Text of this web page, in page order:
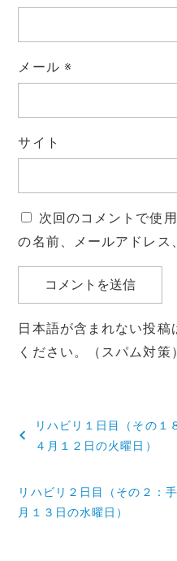
メール ※
サイト
次回のコメントで使
の名前、メールアドレス
日本語が含まれない投
ください。（スパム対策）
稿
ビ
リハビリ１日目（その１
４月１２日の火曜日）
リハビリ２日目（その２：
月１３日の水曜日）